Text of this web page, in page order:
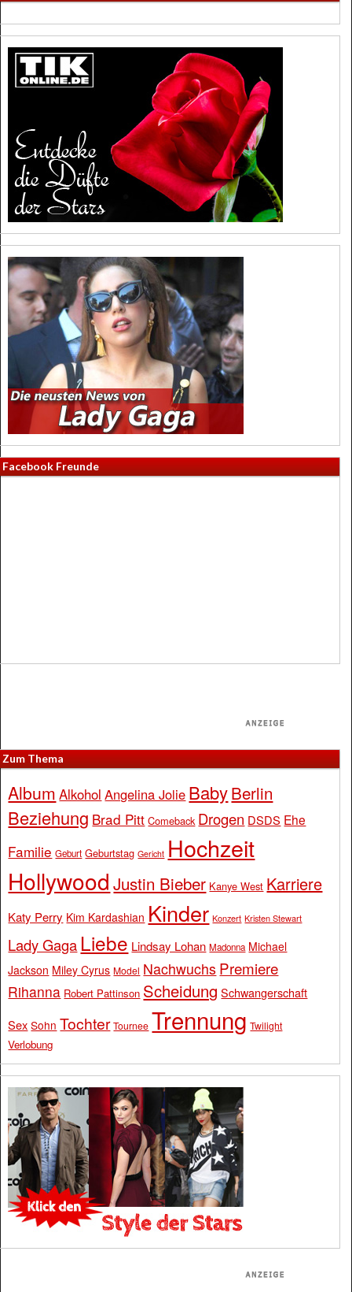
Facebook Freunde
Zum Thema
Album Alkohol Angelina Jolie BabyBerlin
Beziehung Brad Pitt Comeback Drogen DSDS Ehe
Familie Geburt Geburtstag Gericht Hochzeit
Hollywood Justin Bieber Kanye West Karriere
Katy Perry Kim Kardashian Kinder Konzert Kristen Stewart
Lady Gaga Liebe Lindsay Lohan Madonna Michael
Jackson Miley Cyrus Model Nachwuchs Premiere
Rihanna Robert Pattinson Scheidung Schwangerschaft
Sex Sohn Tochter Tournee Trennung Twilight
Verlobung